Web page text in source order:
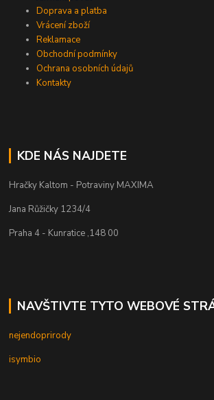
Doprava a platba
Vrácení zboží
Reklamace
Obchodní podmínky
Ochrana osobních údajů
Kontakty
KDE NÁS NAJDETE
Hračky Kaltom - Potraviny MAXIMA
Jana Růžičky 1234/4
Praha 4 - Kunratice ,148 00
NAVŠTIVTE TYTO WEBOVÉ
nejendoprirody
isymbio